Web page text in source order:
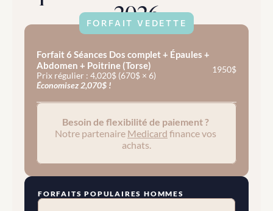
2026
FORFAIT VEDETTE
Forfait 6 Séances Dos complet + Épaules +
Abdomen + Poitrine (Torse)
Prix régulier : 4,020$ (670$ × 6)
Économisez 2,070$ !
1950$
Notre partenaire Medicard finance vos
achats.
FORFAITS POPULAIRES HOMMES